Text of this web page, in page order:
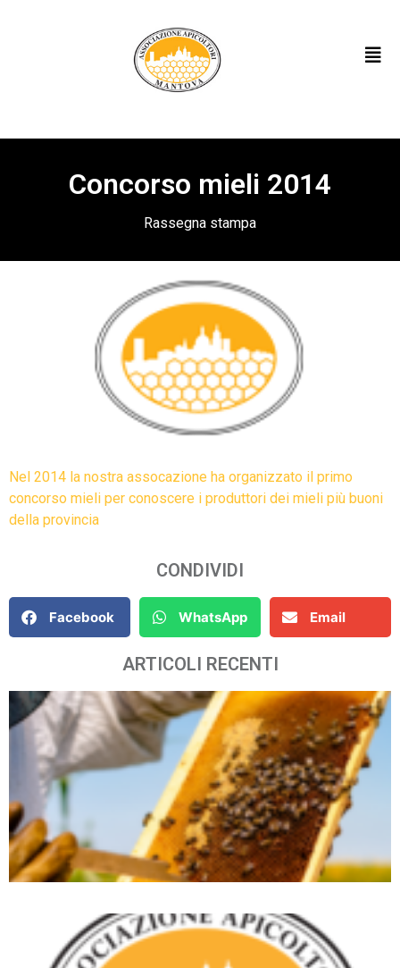
Concorso mieli 2014
Rassegna stampa
Nel 2014 la nostra assocazione ha organizzato il primo
concorso mieli per conoscere i produttori dei mieli più buoni
della provincia
CONDIVIDI
Facebook WhatsApp Email
ARTICOLI RECENTI